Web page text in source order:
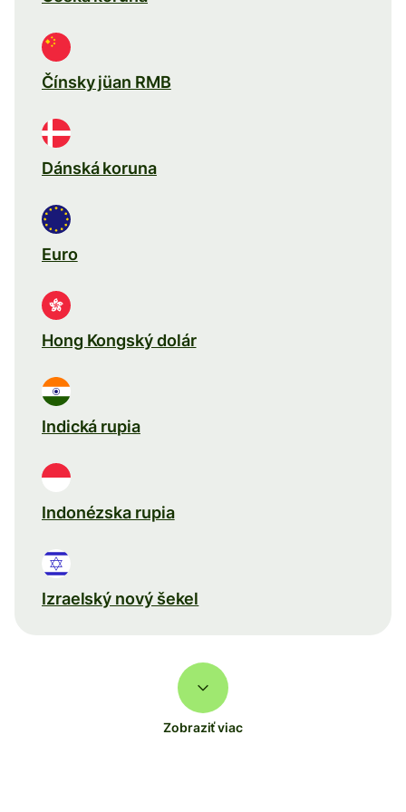
Čínsky jüan RMB
Dánská koruna
Euro
Hong Kongský dolár
Indická rupia
Indonézska rupia
Izraelský nový šekel
Zobraziť viac